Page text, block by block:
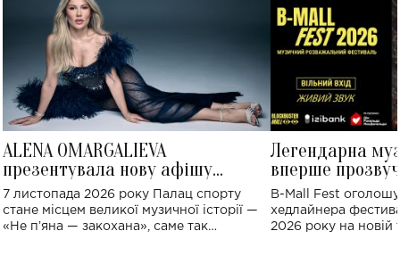
ALENA OMARGALIEVA
презентувала нову афішу
великого концерту в Палаці
спорту
7 листопада 2026 року Палац спорту
стане місцем великої музичної історії —
«Не пʼяна — закохана», саме так
Легендарна
вперше
Україні: де
B-Mall Fest
хедлайнера
2026 року на новій